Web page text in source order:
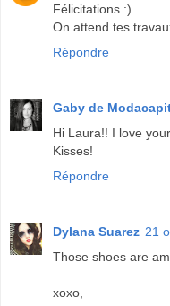
Félicitations :)
On attend tes
Répondre
Gaby de
Hi Laura!! I love
Kisses!
Répondre
Dylana Suarez 21
Those shoes are
xoxo,